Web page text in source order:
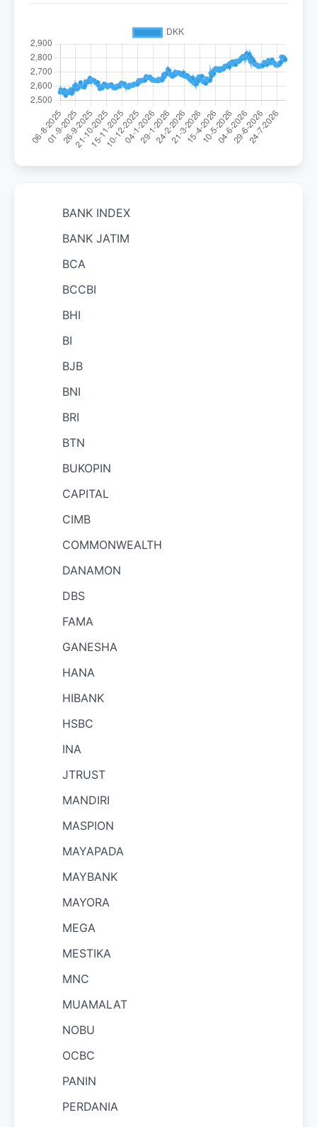
BANK INDEX
BANK JATIM
BCA
BCCBI
BHI
BI
BJB
BNI
BRI
BTN
BUKOPIN
CAPITAL
CIMB
COMMONWEALTH
DANAMON
DBS
FAMA
GANESHA
HANA
HIBANK
HSBC
INA
JTRUST
MANDIRI
MASPION
MAYAPADA
MAYBANK
MAYORA
MEGA
MESTIKA
MNC
MUAMALAT
NOBU
OCBC
PANIN
PERDANIA